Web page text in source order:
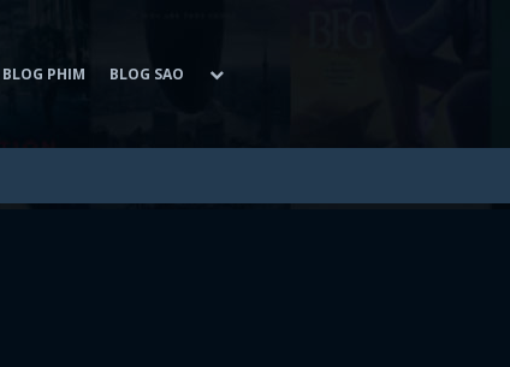
BLOG PHIM BLOG SAO